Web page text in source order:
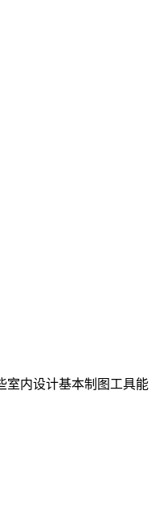
室内设计基本制图工具能